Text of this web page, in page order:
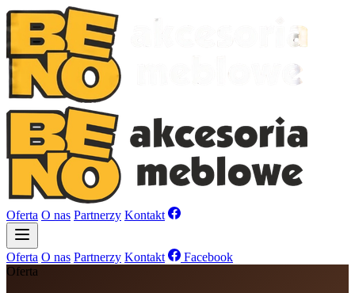
Oferta O nas Partnerzy Kontakt
Oferta O nas Partnerzy Kontakt
Facebook
Oferta